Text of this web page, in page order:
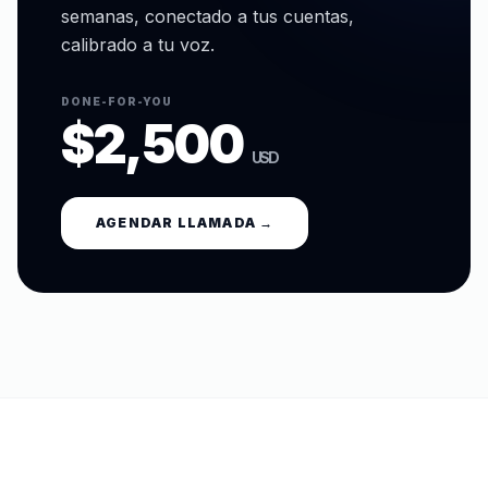
semanas, conectado a tus cuentas,
calibrado a tu voz.
DONE-FOR-YOU
$2,500 USD
AGENDAR LLAMADA →